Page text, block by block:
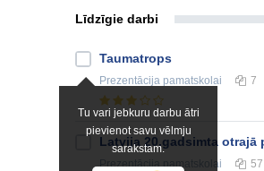
Līdzīgie darbi
Tu vari jebkuru darbu ātri
pievienot savu vēlmju
sarakstam.
Taumatrops
Prezentācija pamatskolai 7
Latvija 20.gadsimta otrajā
Prezentācijapamatskolai 57